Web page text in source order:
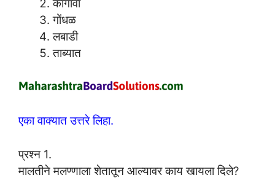
कांगावा
गोंधळ
लबाडी
ताब्यात
एका वाक्यात उत्तरे लिहा.
प्रश्न 1.
मालतीने मलण्णाला शेतातून आल्यावर काय खायला दिले?